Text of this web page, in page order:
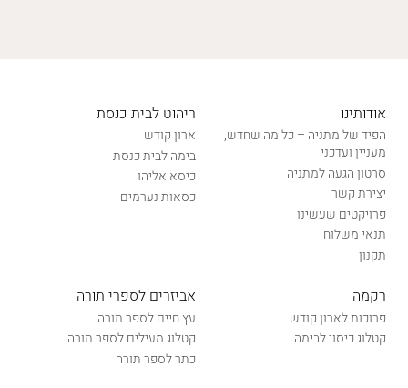
אודותינו
הפיד של מתניה – כל מה שחדש,
מעניין ועדכני
סרטון הגעה למתניה
יצירת קשר
פרויקטים שעשינו
תנאי משלוח
תקנון
ריהוט לבית כנסת
ארון קודש
בימה לבית כנסת
כיסא אליהו
כסאות נערמים
רקמה
פרוכות לארון קודש
קטלוג כיסוי לבימה
אביזרים לספרי תורה
עץ חיים לספר תורה
קטלוג מעילים לספר תורה
כתר לספר תורה